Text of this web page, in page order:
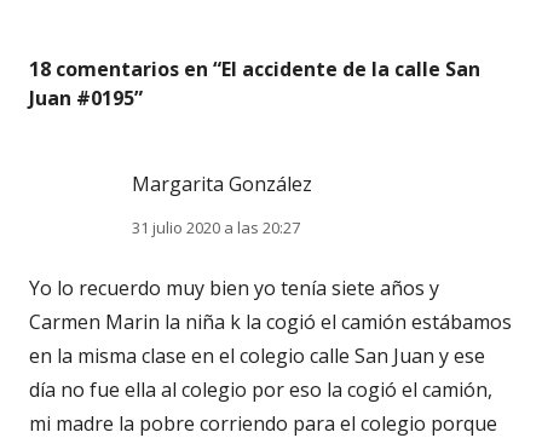
18 comentarios en “El accidente de la calle San
Juan #0195”
Margarita González
31 julio 2020 a las 20:27
Yo lo recuerdo muy bien yo tenía siete años y
Carmen Marin la niña k la cogió el camión estábamos
en la misma clase en el colegio calle San Juan y ese
día no fue ella al colegio por eso la cogió el camión,
mi madre la pobre corriendo para el colegio porque